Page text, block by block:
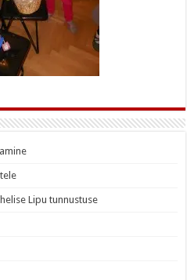
Lipu tunnustuse